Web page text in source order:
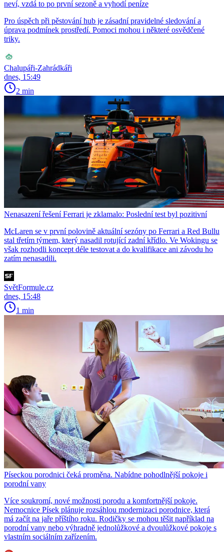
neví, vzdá to po první sezoně a vyhodí peníze
Pro úspěch při pěstování hub je zásadní pravidelné sledování a
úprava podmínek prostředí. Pomoci mohou i některé osvědčené
triky.
Chalupáři-Zahrádkáři
dnes, 15:49
2 min
Nenasazení řešení Ferrari je zklamalo: Poslední test byl pozitivní
McLaren se v první polovině aktuální sezóny po Ferrari a Red Bullu
stal třetím týmem, který nasadil rotující zadní křídlo. Ve Wokingu se
však rozhodli koncept déle testovat a do kvalifikace ani závodu ho
zatím nenasadili.
SvětFormule.cz
dnes, 15:48
1 min
Píseckou porodnici čeká proměna. Nabídne pohodlnější pokoje i
porodní vany
Více soukromí, nové možnosti porodu a komfortnější pokoje.
Nemocnice Písek plánuje rozsáhlou modernizaci porodnice, která
má začít na jaře příštího roku. Rodičky se mohou těšit například na
porodní vany nebo výhradně jednolůžkové a dvoulůžkové pokoje s
vlastním sociálním zařízením.